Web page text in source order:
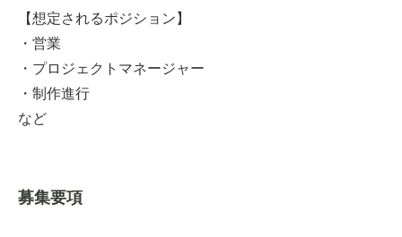
【想定されるポジション】
・営業
・プロジェクトマネージャー
・制作進行
など
募集要項